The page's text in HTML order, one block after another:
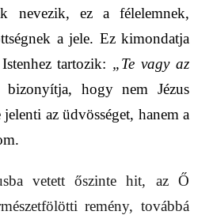
nevezik, ez a félelemnek,
a jele. Ez kimondatja
tartozik: „Te vagy az
hogy nem Jézus
az üdvösséget, hanem a
vetett őszinte hit, az Ő
remény, továbbá